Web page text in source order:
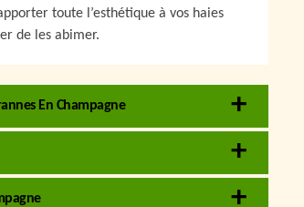
toute l’esthétique à vos haies
de les abimer.
En Champagne